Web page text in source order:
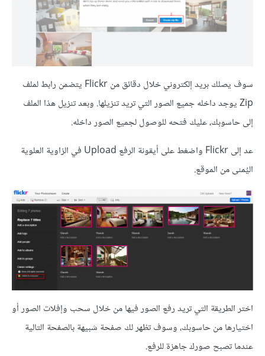
سوف يصلك بريد إلكتروني خلال دقائق من Flickr يتضمن رابط لملف
Zip يوجد داخله جميع الصور التي تريد تنزيلها. وبعد تنزيل هذا الملف
إلى حاسوبك، عليك فتحه للوصول لجميع الصور داخله.
عد إلى Flickr واضغط على أيقونة الرفع Upload في الزاوية العلوية
اليُمنى من الموقع.
اختر الطريقة التي تريد رفع الصور فيها من خلال سحب وإفلات الصور أو
اختيارها من حاسوبك، وسوف تظهر لك صفحة شبيهة بالصفحة التالية
عندما تصبح صورك جاهزة للرفع.